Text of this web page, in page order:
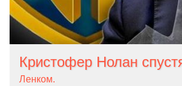
Ленком.